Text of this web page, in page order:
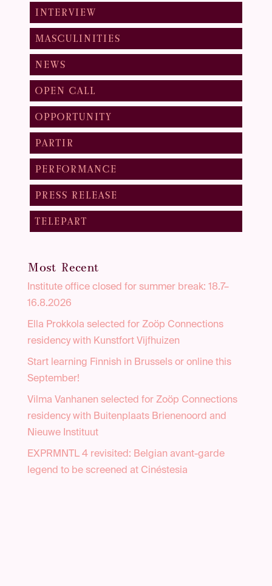
INTERVIEW
MASCULINITIES
NEWS
OPEN CALL
OPPORTUNITY
PARTIR
PERFORMANCE
PRESS RELEASE
TELEPART
Most Recent
Institute office closed for summer break: 18.7–
16.8.2026
Ella Prokkola selected for Zoöp Connections
residency with Kunstfort Vijfhuizen
Start learning Finnish in Brussels or online this
September!
Vilma Vanhanen selected for Zoöp Connections
residency with Buitenplaats Brienenoord and
Nieuwe Instituut
EXPRMNTL 4 revisited: Belgian avant-garde
legend to be screened at Cinéstesia